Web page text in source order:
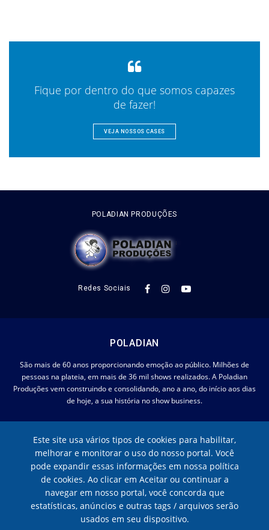
Fique por dentro do que somos capazes
de fazer!
VEJA NOSSOS CASES
Este site usa vários tipos de cookies para habilitar,
melhorar e monitorar o uso do nosso portal. Você
pode expandir essas informações em nossa política
de cookies. Ao clicar em Aceitar ou continuar a
navegar em nosso portal, você concorda que
estatísticas, anúncios e outras tags / arquivos serão
usados em seu dispositivo.
POLADIAN PRODUÇÕES
Redes Sociais
POLADIAN
São mais de 60 anos proporcionando emoção ao público. Milhões de
pessoas na plateia, em mais de 36 mil shows realizados. A Poladian
Produções vem construindo e consolidando, ano a ano, do início aos dias
de hoje, a sua história no show business.